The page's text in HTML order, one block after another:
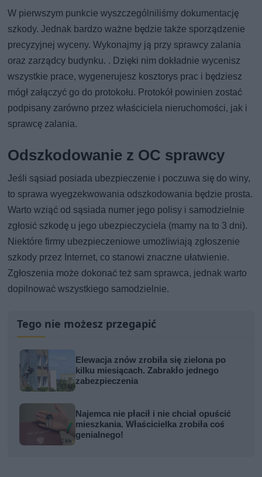
W pierwszym punkcie wyszczególniliśmy dokumentację
szkody. Jednak bardzo ważne będzie także sporządzenie
precyzyjnej wyceny. Wykonajmy ją przy sprawcy zalania
oraz zarządcy budynku. . Dzięki nim dokładnie wycenisz
wszystkie prace, wygenerujesz kosztorys prac i będziesz
mógł załączyć go do protokołu. Protokół powinien zostać
podpisany zarówno przez właściciela nieruchomości, jak i
sprawcę zalania.
Odszkodowanie z OC sprawcy
Jeśli sąsiad posiada ubezpieczenie i poczuwa się do winy,
to sprawa wyegzekwowania odszkodowania będzie prosta.
Warto wziąć od sąsiada numer jego polisy i samodzielnie
zgłosić szkodę u jego ubezpieczyciela (mamy na to 3 dni).
Niektóre firmy ubezpieczeniowe umożliwiają zgłoszenie
szkody przez Internet, co stanowi znaczne ułatwienie.
Zgłoszenia może dokonać też sam sprawca, jednak warto
dopilnować wszystkiego samodzielnie.
Tego nie możesz przegapić
Elewacja znów zrobiła się zielona po
kilku miesiącach. Zabrakło jednego
zabezpieczenia
Najemca nie płacił i nie chciał opuścić
mieszkania. Właścicielka zrobiła coś
genialnego!